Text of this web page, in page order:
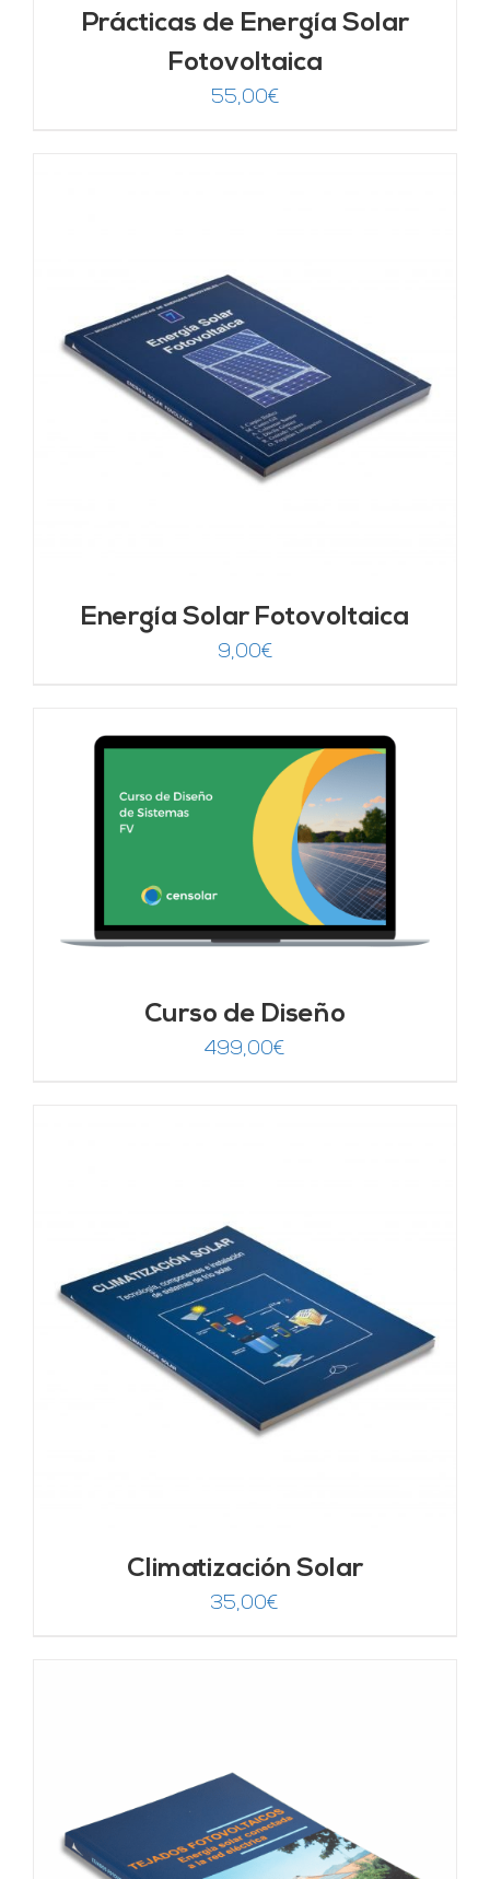
Prácticas de Energía Solar
Fotovoltaica
55,00€
Energía Solar Fotovoltaica
9,00€
Curso de Diseño
499,00€
Climatización Solar
35,00€